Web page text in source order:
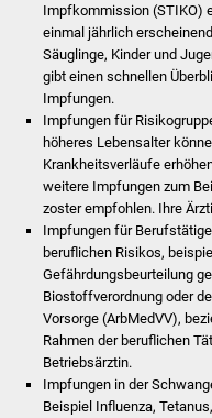
Impfkommission (STIKO)
einmal jährlich
Säuglinge, Kinder und
gibt einen schnellen
Impfungen.
Impfungen für
höheres Lebensalter
Krankheitsverläufe
weitere Impfungen zum
zoster empfohlen. Ihre
Impfungen für
beruflichen Risikos,
Gefährdungsbeurteilung
Biostoffverordnung oder
Vorsorge (ArbMedVV),
Rahmen der beruflichen
Betriebsärztin.
Impfungen in der
Beispiel Influenza,